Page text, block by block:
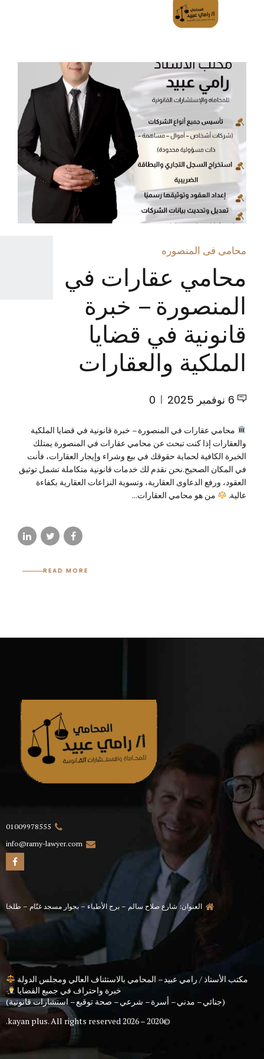
محامى فى المنصوره
محامي عقارات في
المنصورة – خبرة
قانونية في قضايا
الملكية والعقارات
6 نوفمبر 2025 0
محامي عقارات في المنصورة – خبرة قانونية في قضايا الملكية
والعقارات إذا كنت تبحث عن محامي عقارات في المنصورة يمتلك
الخبرة الكافية لحماية حقوقك في بيع وشراء وإيجار العقارات، فأنت
في المكان الصحيح.نحن نقدم لك خدمات قانونية متكاملة تشمل توثيق
العقود، ورفع الدعاوى العقارية، وتسوية النزاعات العقارية بكفاءة
عالية.
من هو محامي العقارات...
READ MORE
01009978555
info@ramy-lawyer.com
العنوان: شارع صلاح سالم – برج الأطباء – بجوار مسجد غنّام – طلخا
مكتب الأستاذ / رامي عبيد – المحامي بالاستئناف العالي ومجلس الدولة
خبرة واحتراف في جميع القضايا
(جنائي – مدني – أسرة – شرعي – صحة توقيع – استشارات قانونية)
©2020 – 2026
kayan plus. All rights reserved.